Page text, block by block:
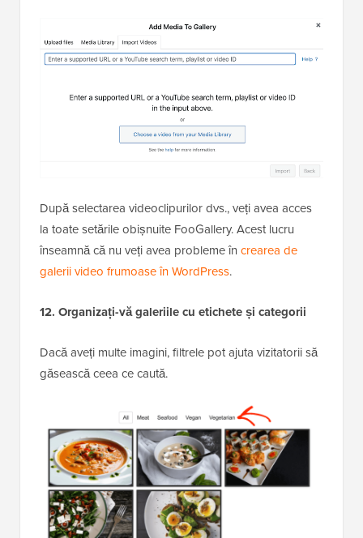
După selectarea videoclipurilor dvs., veți avea acces
la toate setările obișnuite FooGallery. Acest lucru
înseamnă că nu veți avea probleme în crearea de
galerii video frumoase în WordPress.
12. Organizați-vă galeriile cu etichete și categorii
Dacă aveți multe imagini, filtrele pot ajuta vizitatorii să
găsească ceea ce caută.